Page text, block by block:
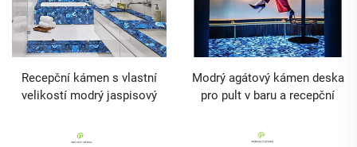
Recepční kámen s vlastní
velikostí modrý jaspisový
Modrý agátový kámen deska
pro pult v baru a recepční
velikostí